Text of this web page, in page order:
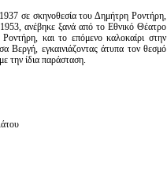
σε σκηνοθεσία του Δημήτρη Ροντήρη,
ανέβηκε ξανά από το Εθνικό Θέατρο
και το επόμενο καλοκαίρι στην
Βεργή, εγκαινιάζοντας άτυπα τον θεσμό
την ίδια παράσταση.